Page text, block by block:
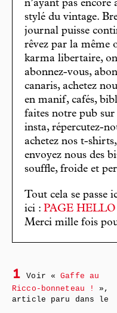
n’ayant pas
stylé du vintage.
journal puisse
rêvez par la même
karma libertaire,
abonnez-vous,
canaris, achetez
en manif, cafés,
faites notre pub
insta, répercutez-
achetez nos t-
envoyez nous des
souffle, froide et
Tout cela se passe
ici : PAGE HELLO
Merci mille fois
1 Voir «Gaffe au
Ricco-bonneteau !
»,
article paru dans le